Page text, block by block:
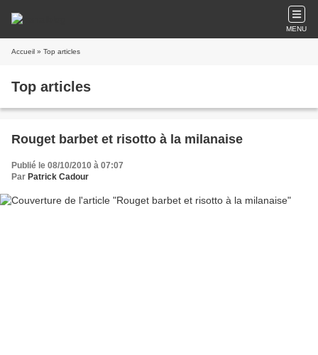
MENU
Accueil » Top articles
Top articles
Rouget barbet et risotto à la milanaise
Publié le 08/10/2010 à 07:07
Par Patrick Cadour